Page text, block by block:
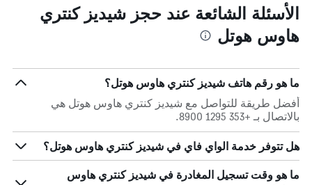
الأسئلة الشائعة عند حجز شيديز كنتري
هاوس هوتل
ما هو رقم هاتف شيديز كنتري هاوس هوتل؟
أفضل طريقة للتواصل مع شيديز كنتري هاوس هوتل هي
بالاتصال بـ +353 1295 8900.
هل تتوفر خدمة الواي فاي في شيديز كنتري هاوس هوتل؟
ما هو وقت تسجيل المغادرة في شيديز كنتري هاوس